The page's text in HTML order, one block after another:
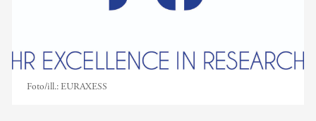
Foto/ill.:EURAXESS